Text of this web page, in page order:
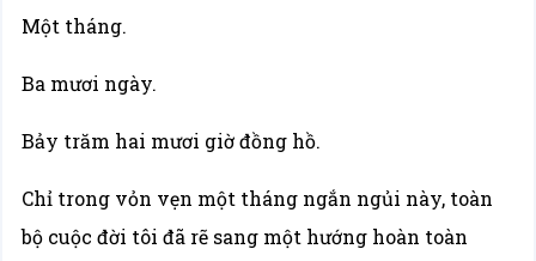
Một tháng.
Ba mươi ngày.
Bảy trăm hai mươi giờ đồng hồ.
Chỉ trong vỏn vẹn một tháng ngắn ngủi này, toàn
bộ cuộc đời tôi đã rẽ sang một hướng hoàn toàn